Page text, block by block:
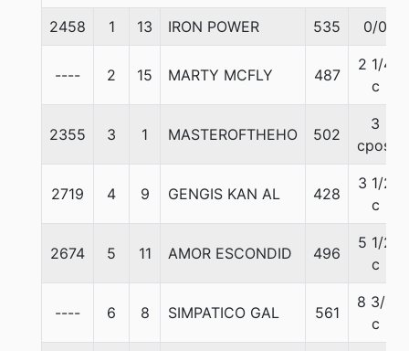
2458 1 13 IRON POWER 535 0/0
---- 2 15 MARTY MCFLY 487
2 1/4
c
2355 3 1 MASTEROFTHEHO 502
3
cpos.
2719 4 9 GENGIS KAN AL 428
3 1/2
c
2674 5 11 AMOR ESCONDID 496
5 1/2
c
---- 6 8 SIMPATICO GAL 561
8 3/4
c